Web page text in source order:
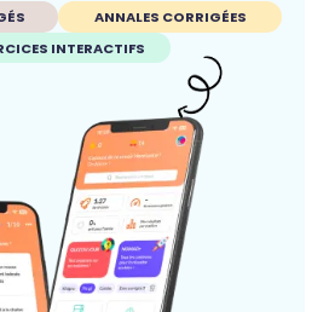
ANNALES CORRIGÉES
INTERACTIFS